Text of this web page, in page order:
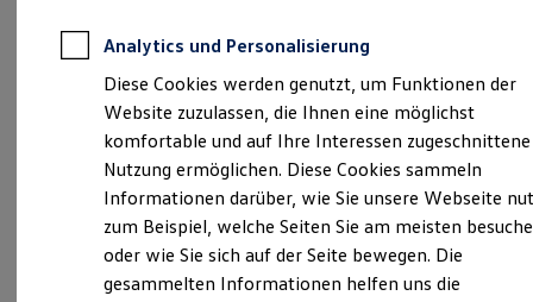
Für Gewerbekunden
Profi Paket
TopDeal
Gebrauchtwagen
ProfiPartner für Gebrauchtwagen
Zertifizierte Gebrauchtwagen
Finanzierung
Für Privatkunden
Für Gewerbekunden
Leasing
Für Privatkunden
Für Gewerbekunden
Verantwortlich für die Inhalte auf dieser Seite ist die Autohaus
Thomsen GmbH (Impressum & Rechtliches)
Werkstraße 2, 24848 Kropp
Analytics und Personalisierung
Diese Cookies werden genutzt, um Funktionen der
Website zuzulassen, die Ihnen eine möglichst
komfortable und auf Ihre Interessen zugeschnittene
Nutzung ermöglichen. Diese Cookies sammeln
Informationen darüber, wie Sie unsere Webseite
zum Beispiel, welche Seiten Sie am meisten
oder wie Sie sich auf der Seite bewegen. Die
gesammelten Informationen helfen uns die